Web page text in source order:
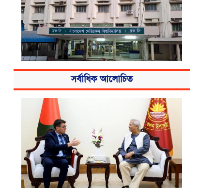
বিএসএমএমইউয়ের নতুন নাম বাংলাদেশ
মেডিকেল বিশ্ববিদ্যালয়
সর্বাধিক আলোচিত